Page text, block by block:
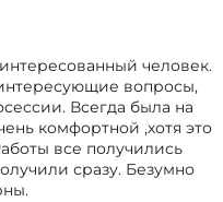
человек.
вопросы,
Всегда была на
комфортной ,хотя это
все получились
сразу. Безумно